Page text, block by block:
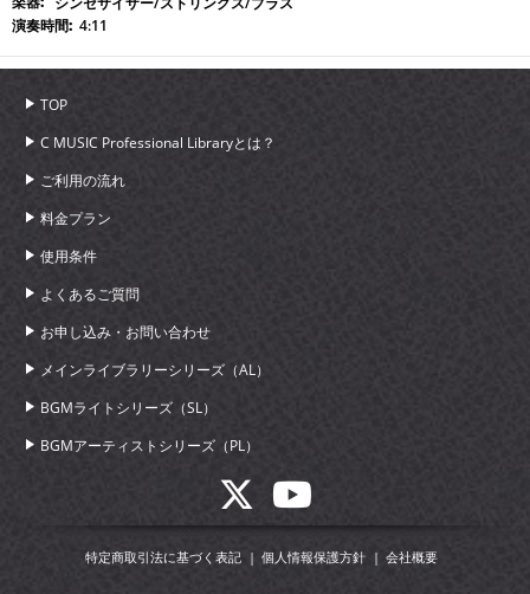
4:11
TOP
C MUSIC Professional Libraryとは？
ご利用の流れ
料金プラン
使用条件
よくあるご質問
お申し込み・お問い合わせ
メインライブラリーシリーズ（AL）
BGMライトシリーズ（SL）
BGMアーティストシリーズ（PL）
特定商取引法に基づく表記 個人情報保護方針 会社概要